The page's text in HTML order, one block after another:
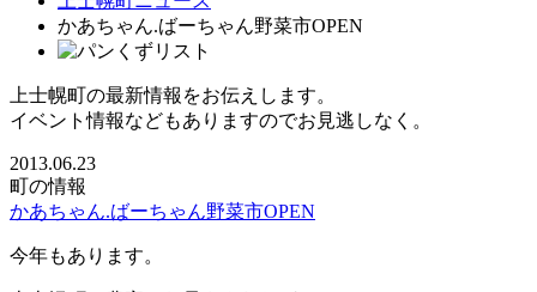
かあちゃん.ばーちゃん野菜市OPEN
上士幌町の最新情報をお伝えします。
イベント情報などもありますのでお見逃しなく。
2013.06.23
町の情報
かあちゃん.ばーちゃん野菜市OPEN
今年もあります。